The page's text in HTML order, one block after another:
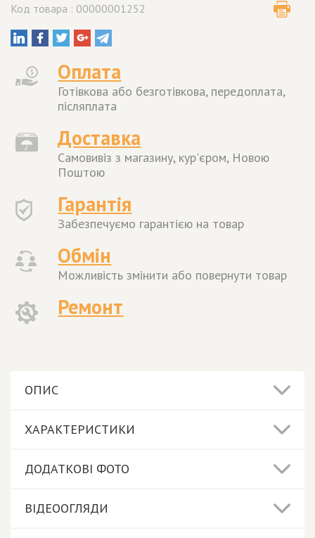
Код товара : 00000001252
Оплата
Готівкова або безготівкова, передоплата,
післяплата
Доставка
Самовивіз з магазину, кур'єром, Новою
Поштою
Гарантія
Забезпечуємо гарантією на товар
Обмін
Можливість змінити або повернути товар
Ремонт
ОПИС
ХАРАКТЕРИСТИКИ
ДОДАТКОВІ ФОТО
ВІДЕООГЛЯДИ